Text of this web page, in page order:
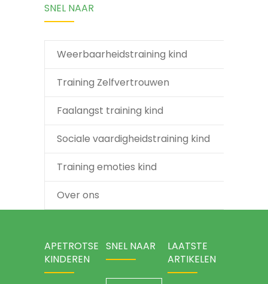
SNEL NAAR
Weerbaarheidstraining kind
Training Zelfvertrouwen
Faalangst training kind
Sociale vaardigheidstraining kind
Training emoties kind
Over ons
APETROTSE
KINDEREN
SNEL NAAR
LAATSTE
ARTIKELEN